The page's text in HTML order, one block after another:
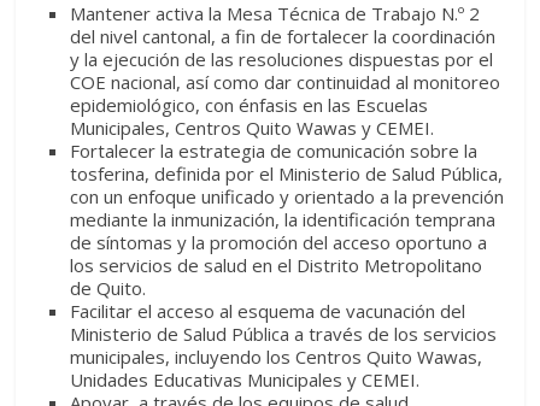
Mantener activa la Mesa Técnica de Trabajo N.º 2
del nivel cantonal, a fin de fortalecer la coordinación
y la ejecución de las resoluciones dispuestas por el
COE nacional, así como dar continuidad al monitoreo
epidemiológico, con énfasis en las Escuelas
Municipales, Centros Quito Wawas y CEMEI.
Fortalecer la estrategia de comunicación sobre la
tosferina, definida por el Ministerio de Salud Pública,
con un enfoque unificado y orientado a la prevención
mediante la inmunización, la identificación temprana
de síntomas y la promoción del acceso oportuno a
los servicios de salud en el Distrito Metropolitano
de Quito.
Facilitar el acceso al esquema de vacunación del
Ministerio de Salud Pública a través de los servicios
municipales, incluyendo los Centros Quito Wawas,
Unidades Educativas Municipales y CEMEI.